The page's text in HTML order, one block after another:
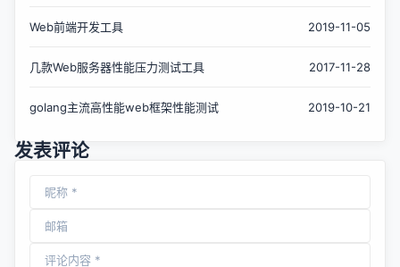
Web前端开发工具 2019-11-05
几款Web服务器性能压力测试工具 2017-11-28
golang主流高性能web框架性能测试 2019-10-21
发表评论